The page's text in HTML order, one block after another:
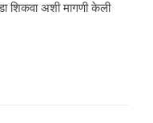
शिकवा अशी मागणी केली